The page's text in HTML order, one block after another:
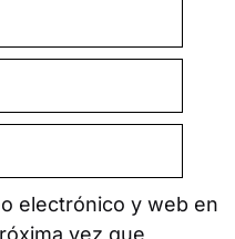
electrónico y web en
vez que